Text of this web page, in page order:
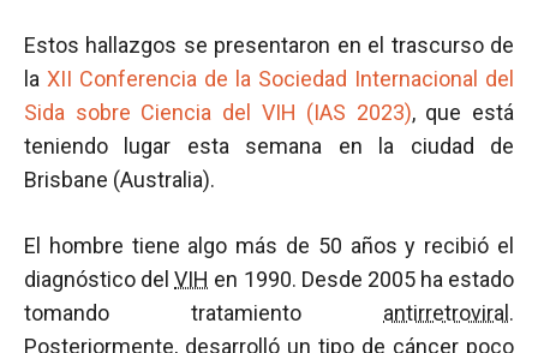
Estos hallazgos se presentaron en el trascurso de
la XII Conferencia de la Sociedad Internacional del
Sida sobre Ciencia del VIH (IAS 2023), que está
teniendo lugar esta semana en la ciudad de
Brisbane (Australia).
El hombre tiene algo más de 50 años y recibió el
diagnóstico delVIH en 1990. Desde 2005 ha estado
tomando tratamiento antirretroviral .
Posteriormente, desarrolló un tipo de cáncer poco